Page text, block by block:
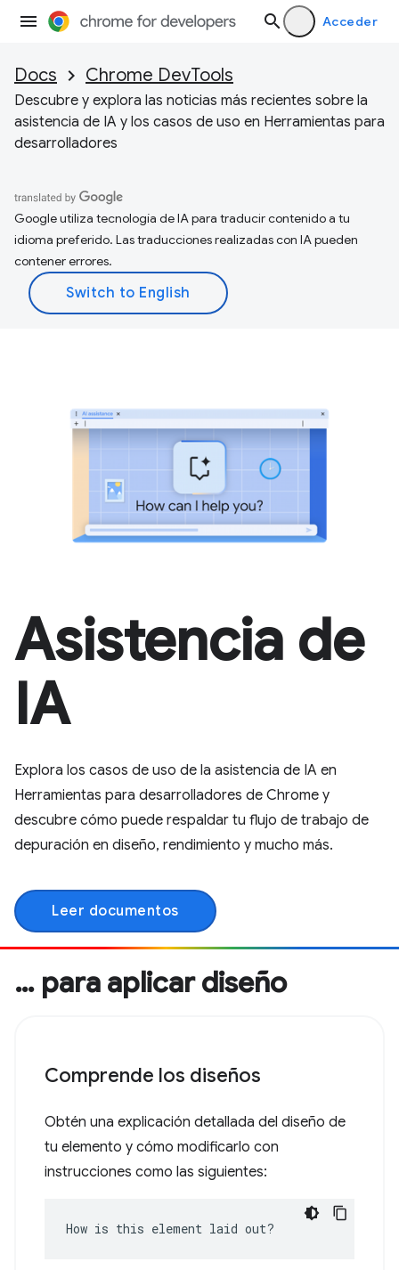
Acceder
Docs Chrome DevTools
Descubre y explora las noticias más recientes sobre la
asistencia de IA y los casos de uso en Herramientas para
desarrolladores
Google utiliza tecnología de IA para traducir contenido a tu
idioma preferido. Las traducciones realizadas con IA pueden
contener errores.
Asistencia de
IA
Explora los casos de uso de la asistencia de IA en
Herramientas para desarrolladores de Chrome y
descubre cómo puede respaldar tu flujo de trabajo de
depuración en diseño, rendimiento y mucho más.
Leer documentos
… para aplicar diseño
Comprende los diseños
Obtén una explicación detallada del diseño de
tu elemento y cómo modificarlo con
instrucciones como las siguientes:
How is this element laid out?